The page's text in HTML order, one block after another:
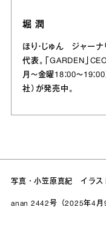
堀 潤
ほり・じゅん ジャーナ
代表。「GARDEN」
月～金曜18：00～19：
社）が発売中。
写真・小笠原真紀 イラス
anan 2442号（2025年4月